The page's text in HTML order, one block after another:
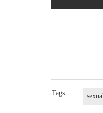
Tags